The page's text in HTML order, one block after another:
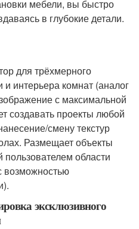
мебели, вы быстро
в глубокие детали.
для трёхмерного
интерьера комнат (аналог
с максимальной
создавать проекты любой
смену текстур
Размещает объекты
области
возможностью
эксклюзивного